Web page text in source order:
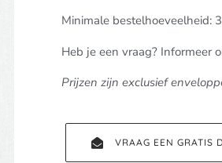
Minimale bestelhoeveelheid:
Heb je een vraag? Informeer
Prijzen zijn exclusief
VRAAG EEN GRATIS